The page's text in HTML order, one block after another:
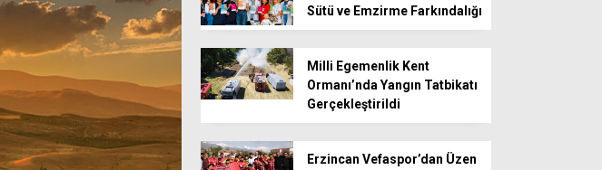
Sütü ve Emzirme Farkındalığı
Milli Egemenlik Kent
Ormanı’nda Yangın Tatbikatı
Gerçekleştirildi
Erzincan Vefaspor’dan Üzen